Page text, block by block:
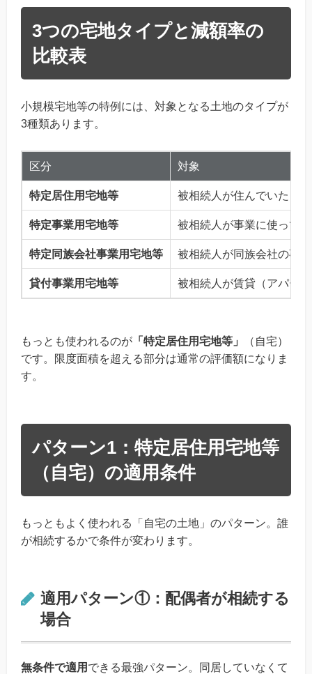
3つの宅地タイプと減額率の
比較表
小規模宅地等の特例には、対象となる土地のタイプが
3種類あります。
区分 対象
特定居住用宅地等 被相続人が住んでいた自
特定事業用宅地等 被相続人が事業に使って
特定同族会社事業用宅地等 被相続人が同族会社の事
貸付事業用宅地等 被相続人が賃貸（アパー
もっとも使われるのが 「特定居住用宅地等」
（自宅）
です。限度面積を超える部分は通常の評価額になりま
す。
パターン1：特定居住用宅地等
（自宅）の適用条件
もっともよく使われる「自宅の土地」のパターン。誰
が相続するかで条件が変わります。
適用パターン①：配偶者が相続する
場合
無条件で適用 できる最強パターン。同居していなくて